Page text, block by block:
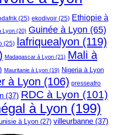
(25) ekodivoir (25) Ethiopie à
Lyon (20) Guinée à Lyon (65)
(25) lafriquealyon (119)
Madagascar à Lyon (21) Mali à
Mauritanie à Lyon (19) Nigeria à Lyon
à Lyon (106) presseafro
(37) RDC à Lyon (101)
à Lyon (199)
à Lyon (27) villeurbanne (37)